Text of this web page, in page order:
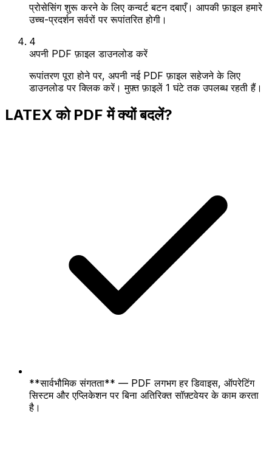
प्रोसेसिंग शुरू करने के लिए कन्वर्ट बटन दबाएँ। आपकी फ़ाइल हमारे
उच्च-प्रदर्शन सर्वरों पर रूपांतरित होगी।
4
अपनी PDF फ़ाइल डाउनलोड करें
रूपांतरण पूरा होने पर, अपनी नई PDF फ़ाइल सहेजने के लिए
डाउनलोड पर क्लिक करें। मुफ़्त फ़ाइलें 1 घंटे तक उपलब्ध रहती हैं।
LATEX को PDF में क्यों बदलें?
**सार्वभौमिक संगतता** — PDF लगभग हर डिवाइस, ऑपरेटिंग
सिस्टम और एप्लिकेशन पर बिना अतिरिक्त सॉफ़्टवेयर के काम करता
है।